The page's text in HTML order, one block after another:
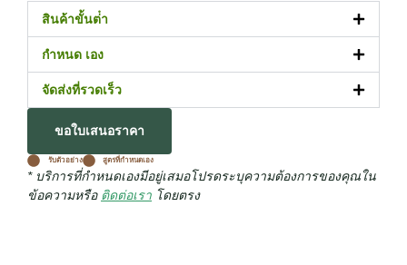
สินค้าขั้นต่ํา
กำหนด เอง
จัดส่งที่รวดเร็ว
ขอใบเสนอราคา
รับตัวอย่าง สูตรที่กําหนดเอง
* บริการที่กําหนดเองมีอยู่เสมอโปรดระบุความต้องการของคุณใน
ข้อความหรือ ติดต่อเรา โดยตรง